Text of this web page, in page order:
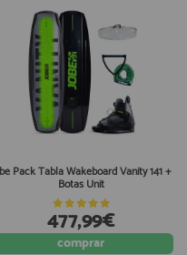
Pack Tabla Wakeboard Vanity 141 +
Botas Unit
477,99€
comprar